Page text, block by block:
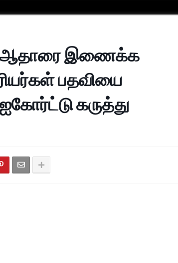
ஆதாரை இணைக்க
பதவியை
கருத்து